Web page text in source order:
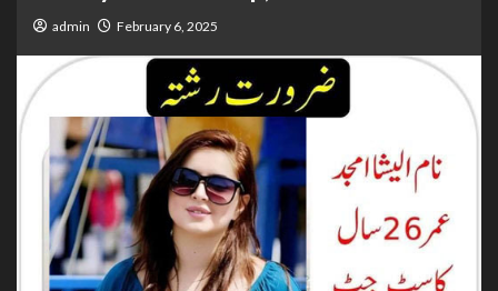
admin February 6, 2025